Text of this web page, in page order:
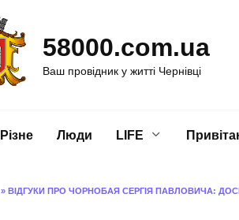
58000.com.ua
Ваш провідник у житті Чернівці
Різне Люди LIFE
» ВІДГУКИ ПРО ЧОРНОБАЯ СЕРГІЯ ПАВЛОВИЧА: